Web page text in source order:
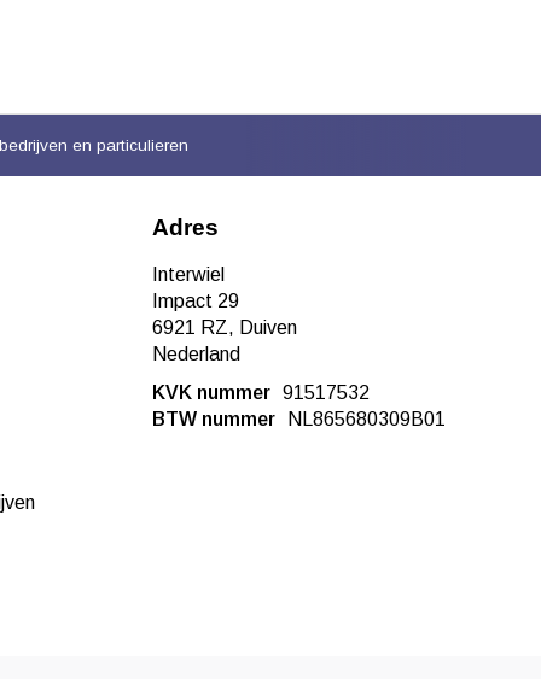
en particulieren
Adres
Interwiel
Impact 29
6921 RZ, Duiven
Nederland
KVK nummer 91517532
BTW nummer
NL865680309B01